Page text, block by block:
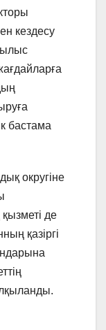
кездесу
бастама
округіне
де
қазіргі